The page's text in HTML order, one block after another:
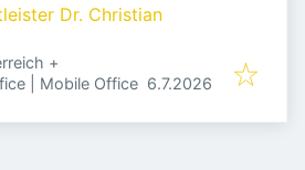
Dr. Christian
+
| Mobile Office Veröffentlicht:
6.7.2026